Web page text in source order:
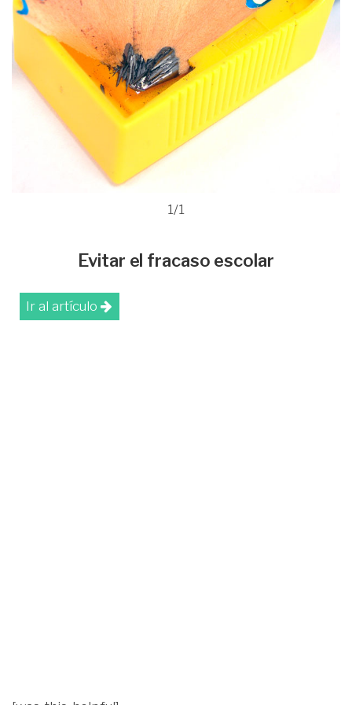
1/1
Evitar el fracaso escolar
Ir al artículo